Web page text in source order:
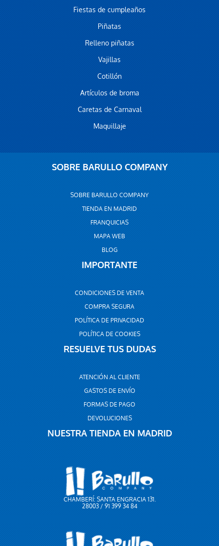
Fiestas de cumpleaños
Piñatas
Relleno piñatas
Vajillas
Cotillón
Artículos de broma
Caretas de Carnaval
Maquillaje
SOBRE BARULLO COMPANY
SOBRE BARULLO COMPANY
TIENDA EN MADRID
FRANQUICIAS
MAPA WEB
BLOG
IMPORTANTE
CONDICIONES DE VENTA
COMPRA SEGURA
POLÍTICA DE PRIVACIDAD
POLÍTICA DE COOKIES
RESUELVE TUS DUDAS
ATENCIÓN AL CLIENTE
GASTOS DE ENVÍO
FORMAS DE PAGO
DEVOLUCIONES
NUESTRA TIENDA EN MADRID
CHAMBERÍ: SANTA ENGRACIA 131.
28003 / 91 399 34 84